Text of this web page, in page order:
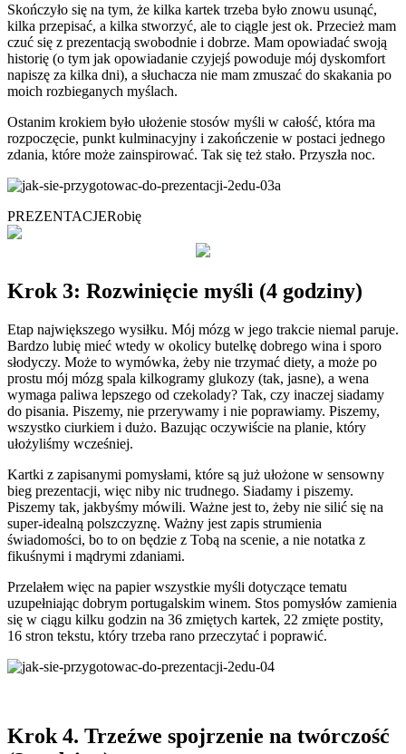
Skończyło się na tym, że kilka kartek trzeba było znowu usunąć,
kilka przepisać, a kilka stworzyć, ale to ciągle jest ok. Przecież mam
czuć się z prezentacją swobodnie i dobrze. Mam opowiadać swoją
historię (o tym jak opowiadanie czyjejś powoduje mój dyskomfort
napiszę za kilka dni), a słuchacza nie mam zmuszać do skakania po
moich rozbieganych myślach.
Ostanim krokiem było ułożenie stosów myśli w całość, która ma
rozpoczęcie, punkt kulminacyjny i zakończenie w postaci jednego
zdania, które może zainspirować. Tak się też stało. Przyszła noc.
PREZENTACJERobię
Krok 3: Rozwinięcie myśli (4 godziny)
Etap największego wysiłku. Mój mózg w jego trakcie niemal paruje.
Bardzo lubię mieć wtedy w okolicy butelkę dobrego wina i sporo
słodyczy. Może to wymówka, żeby nie trzymać diety, a może po
prostu mój mózg spala kilkogramy glukozy (tak, jasne), a wena
wymaga paliwa lepszego od czekolady? Tak, czy inaczej siadamy
do pisania. Piszemy, nie przerywamy i nie poprawiamy. Piszemy,
wszystko ciurkiem i dużo. Bazując oczywiście na planie, który
ułożyliśmy wcześniej.
Kartki z zapisanymi pomysłami, które są już ułożone w sensowny
bieg prezentacji, więc niby nic trudnego. Siadamy i piszemy.
Piszemy tak, jakbyśmy mówili. Ważne jest to, żeby nie silić się na
super-idealną polszczyznę. Ważny jest zapis strumienia
świadomości, bo to on będzie z Tobą na scenie, a nie notatka z
fikuśnymi i mądrymi zdaniami.
Przelałem więc na papier wszystkie myśli dotyczące tematu
uzupełniając dobrym portugalskim winem. Stos pomysłów zamienia
się w ciągu kilku godzin na 36 zmiętych kartek, 22 zmięte postity,
16 stron tekstu, który trzeba rano przeczytać i poprawić.
Krok 4. Trzeźwe spojrzenie na twórczość